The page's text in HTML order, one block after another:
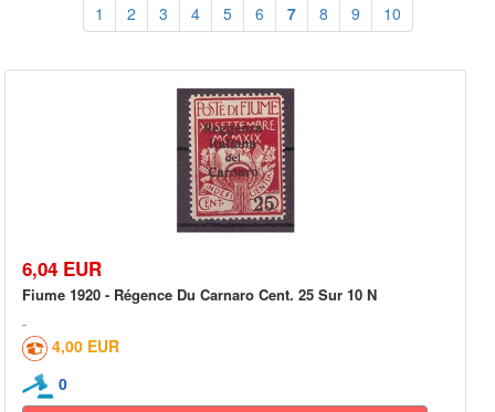
1 2 3 4 5 6 7 8 9 10
6,04 EUR
Fiume 1920 - Régence Du Carnaro Cent. 25 Sur 10 N
4,00 EUR
0